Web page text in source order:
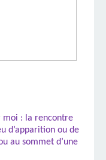
moi : la rencontre
d’apparition ou de
au sommet d’une